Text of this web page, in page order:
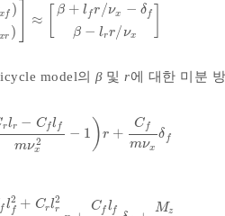
f )
r )
≈
β + l fr /νx − δf
β − lrr/νx
tan 1νy / ≈β + r/ δ
model의 β및 r에 대한 미분
rlr − Cfl f
mν2
x
− 1 )r +
C f
mνx
δ f
β+Crlr-Cf fmν x2 -1 +Cfmν
f l2
f + Crl2
r Cf l f Mz